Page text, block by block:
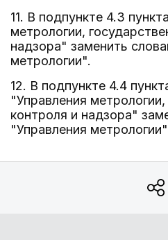
11. В подпункте 4.3
метрологии,
надзора" заменить
метрологии".
12. В подпункте 4.4
"Управления
контроля и надзора"
"Управления